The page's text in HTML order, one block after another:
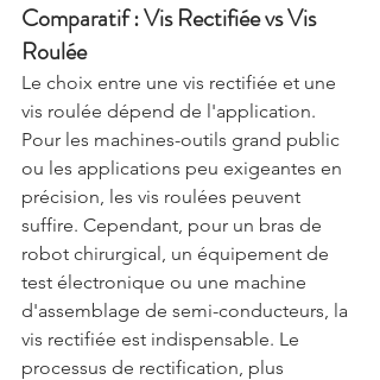
Comparatif : Vis Rectifiée vs Vis
Roulée
Le choix entre une vis rectifiée et une
vis roulée dépend de l'application.
Pour les machines-outils grand public
ou les applications peu exigeantes en
précision, les vis roulées peuvent
suffire. Cependant, pour un bras de
robot chirurgical, un équipement de
test électronique ou une machine
d'assemblage de semi-conducteurs, la
vis rectifiée est indispensable. Le
processus de rectification, plus